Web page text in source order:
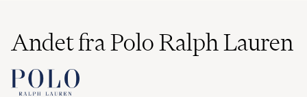
Andet fra Polo Ralph Lauren